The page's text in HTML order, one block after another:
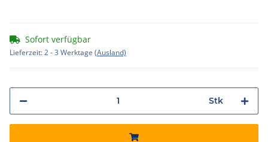
Sofort verfügbar
Lieferzeit:2 - 3 Werktage (Ausland)
Stk